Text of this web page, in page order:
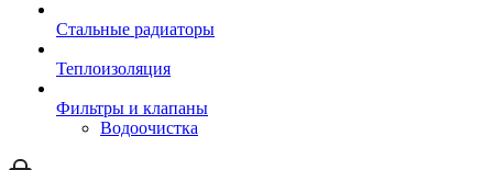
Стальные радиаторы
Теплоизоляция
Фильтры и клапаны
Водоочистка